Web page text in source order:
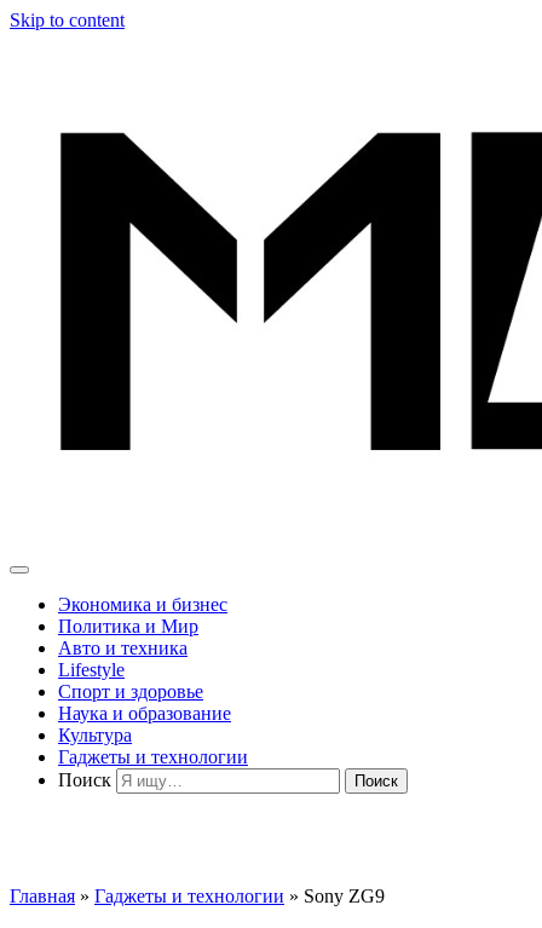
Skip to content
Экономика и бизнес
Политика и Мир
Авто и техника
Lifestyle
Спорт и здоровье
Наука и образование
Культура
Гаджеты и технологии
Поиск
Главная » Гаджеты и технологии » Sony ZG9